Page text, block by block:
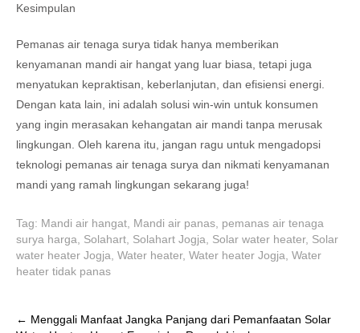
Kesimpulan
Pemanas air tenaga surya tidak hanya memberikan
kenyamanan mandi air hangat yang luar biasa, tetapi juga
menyatukan kepraktisan, keberlanjutan, dan efisiensi energi.
Dengan kata lain, ini adalah solusi win-win untuk konsumen
yang ingin merasakan kehangatan air mandi tanpa merusak
lingkungan. Oleh karena itu, jangan ragu untuk mengadopsi
teknologi pemanas air tenaga surya dan nikmati kenyamanan
mandi yang ramah lingkungan sekarang juga!
Tag: Mandi air hangat Mandi air panas pemanas air tenaga
surya harga
Solahart Solahart Jogja Solar water heater, Solar
water heater Jogja Water heater, Water heater Jogja Water
heater tidak panas
Post
← Menggali Manfaat Jangka Panjang dari Pemanfaatan Solar